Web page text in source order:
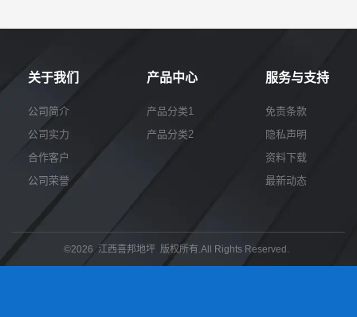
关于我们
公司简介
公司实力
合作客户
公司荣誉
产品中心
产品分类1
产品分类2
服务与支持
免责条款
隐私声明
资料下载
最新动态
©2026 江西喜邦地坪 版权所有.All Rights Reserved.